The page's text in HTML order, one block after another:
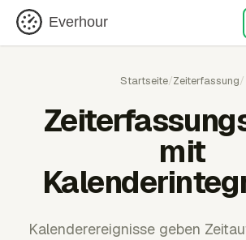
Everhour
Startseite/Zeiterfassung/
mit
Kalenderereignisse geben